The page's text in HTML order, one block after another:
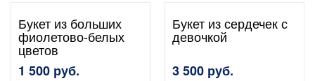
Букет из больших
фиолетово-белых
цветов
1 500 руб.
Букет из сердечек с
девочкой
3 500 руб.